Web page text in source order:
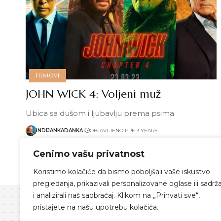
Cenimo vašu privatnost
Koristimo kolačiće da bismo poboljšali vaše iskustvo
pregledanja, prikazivali personalizovane oglase ili
i analizirali naš saobraćaj. Klikom na „Prihvati sve“,
pristajete na našu upotrebu kolačića.
FILMOVI
JOHN WICK 4: Voljeni muž
Ubica sa dušom i ljubavlju prema psima
INDIJANKADANKA OBJAVLJENO PRE 3 YEARS
Pročitaj više